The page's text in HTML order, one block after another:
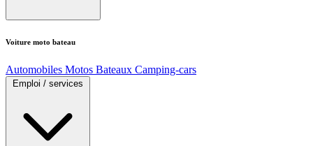
Voiture moto bateau
Automobiles Motos Bateaux Camping-cars
Emploi / services